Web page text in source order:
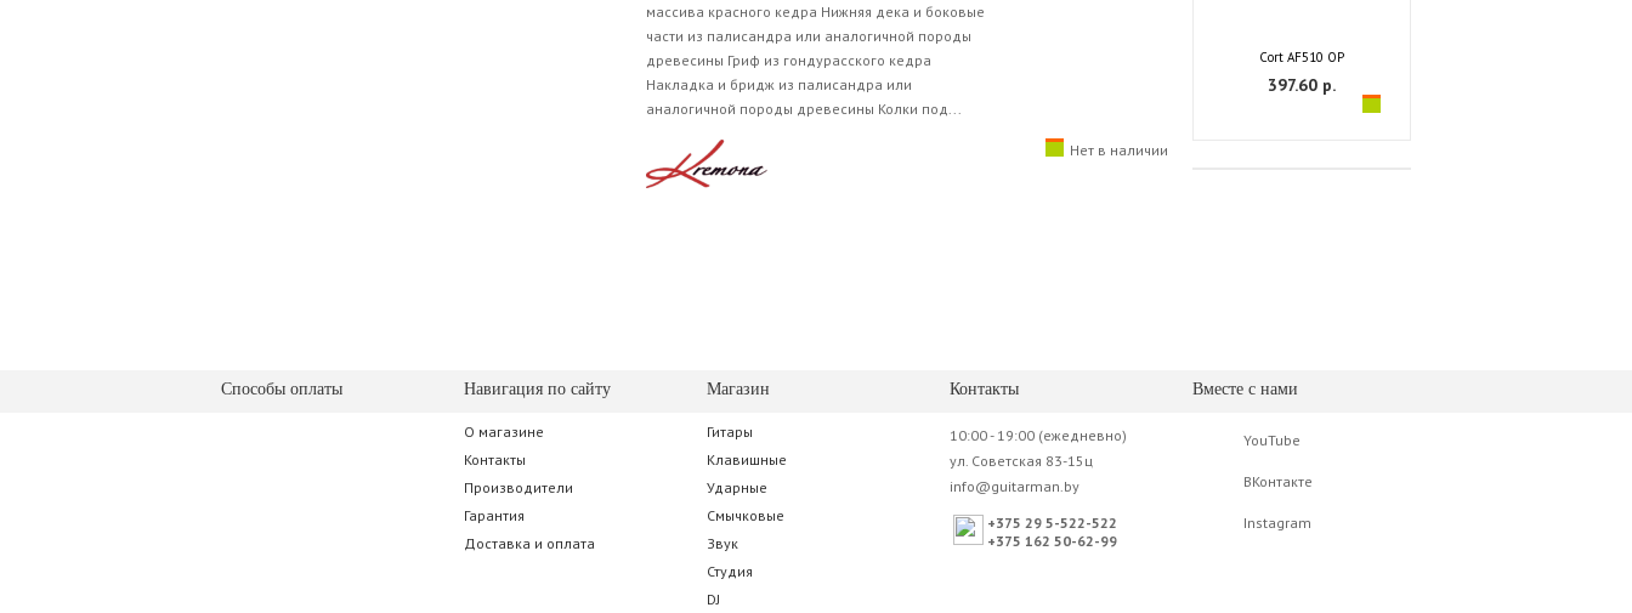
массива красного кедра Нижняя дека и боковые
части из палисандра или аналогичной породы
древесины Гриф из гондурасского кедра
Накладка и бридж из палисандра или
аналогичной породы древесины Колки под...
Нет в наличии
Cort AF510 OP
397.60 р.
Способы оплаты Навигация по сайту
О магазине
Контакты
Производители
Гарантия
Доставка и оплата
Магазин
Гитары
Клавишные
Ударные
Смычковые
Звук
Студия
DJ
Контакты
10:00 - 19:00 (ежедневно)
ул. Советская 83-15ц
info@guitarman.by
+375 29 5-522-522
+375 162 50-62-99
Вместе с нами
YouTube
ВКонтакте
Instagram